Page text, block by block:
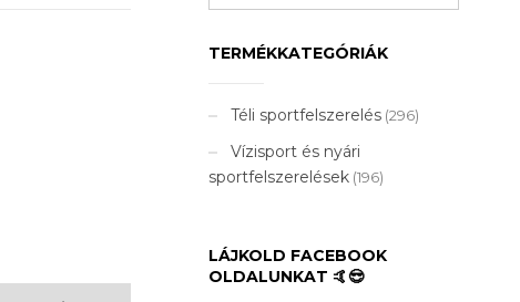
TERMÉKKATEGÓRIÁK
Téli sportfelszerelés (296)
Vízisport és nyári
sportfelszerelések (196)
LÁJKOLD FACEBOOK
OLDALUNKAT 🤙😎